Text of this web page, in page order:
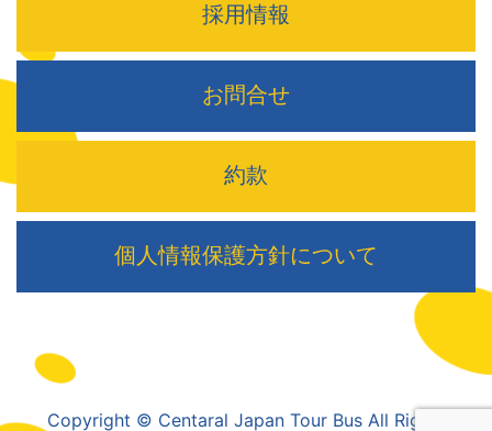
採用情報
お問合せ
約款
個人情報保護方針について
Copyright © Centaral Japan Tour Bus All Rights